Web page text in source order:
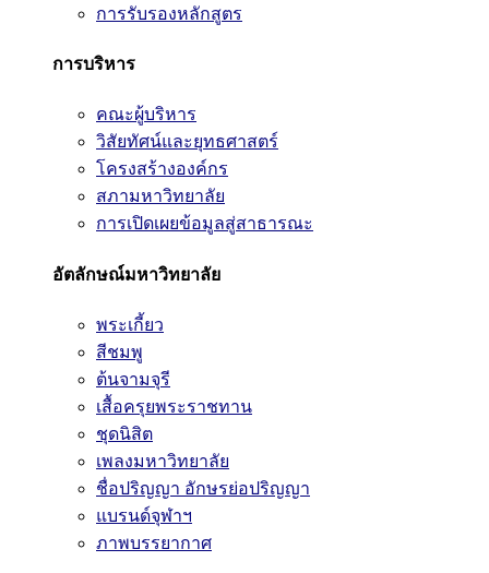
การรับรองหลักสูตร
การบริหาร
คณะผู้บริหาร
วิสัยทัศน์และยุทธศาสตร์
โครงสร้างองค์กร
สภามหาวิทยาลัย
การเปิดเผยข้อมูลสู่สาธารณะ
อัตลักษณ์มหาวิทยาลัย
พระเกี้ยว
สีชมพู
ต้นจามจุรี
เสื้อครุยพระราชทาน
ชุดนิสิต
เพลงมหาวิทยาลัย
ชื่อปริญญา อักษรย่อปริญญา
แบรนด์จุฬาฯ
ภาพบรรยากาศ